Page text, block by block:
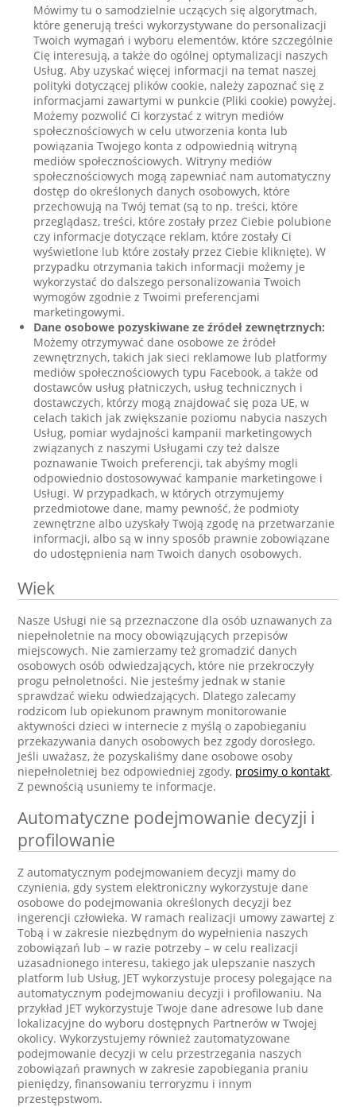
Mówimy tu o samodzielnie uczących się algorytmach,
które generują treści wykorzystywane do personalizacji
Twoich wymagań i wyboru elementów, które szczególnie
Cię interesują, a także do ogólnej optymalizacji naszych
Usług. Aby uzyskać więcej informacji na temat naszej
polityki dotyczącej plików cookie, należy zapoznać się z
informacjami zawartymi w punkcie (Pliki cookie) powyżej.
Możemy pozwolić Ci korzystać z witryn mediów
społecznościowych w celu utworzenia konta lub
powiązania Twojego konta z odpowiednią witryną
mediów społecznościowych. Witryny mediów
społecznościowych mogą zapewniać nam automatyczny
dostęp do określonych danych osobowych, które
przechowują na Twój temat (są to np. treści, które
przeglądasz, treści, które zostały przez Ciebie polubione
czy informacje dotyczące reklam, które zostały Ci
wyświetlone lub które zostały przez Ciebie kliknięte). W
przypadku otrzymania takich informacji możemy je
wykorzystać do dalszego personalizowania Twoich
wymogów zgodnie z Twoimi preferencjami
marketingowymi.
Dane osobowe pozyskiwane ze źródeł zewnętrznych:
Możemy otrzymywać dane osobowe ze źródeł
zewnętrznych, takich jak sieci reklamowe lub platformy
mediów społecznościowych typu Facebook, a także od
dostawców usług płatniczych, usług technicznych i
dostawczych, którzy mogą znajdować się poza UE, w
celach takich jak zwiększanie poziomu nabycia naszych
Usług, pomiar wydajności kampanii marketingowych
związanych z naszymi Usługami czy też dalsze
poznawanie Twoich preferencji, tak abyśmy mogli
odpowiednio dostosowywać kampanie marketingowe i
Usługi. W przypadkach, w których otrzymujemy
przedmiotowe dane, mamy pewność, że podmioty
zewnętrzne albo uzyskały Twoją zgodę na przetwarzanie
informacji, albo są w inny sposób prawnie zobowiązane
do udostępnienia nam Twoich danych osobowych.
Wiek
Nasze Usługi nie są przeznaczone dla osób uznawanych za
niepełnoletnie na mocy obowiązujących przepisów
miejscowych. Nie zamierzamy też gromadzić danych
osobowych osób odwiedzających, które nie przekroczyły
progu pełnoletności. Nie jesteśmy jednak w stanie
sprawdzać wieku odwiedzających. Dlatego zalecamy
rodzicom lub opiekunom prawnym monitorowanie
aktywności dzieci w internecie z myślą o zapobieganiu
przekazywania danych osobowych bez zgody dorosłego.
Jeśli uważasz, że pozyskaliśmy dane osobowe osoby
niepełnoletniej bez odpowiedniej zgody, prosimy o kontakt.
Z pewnością usuniemy te informacje.
Automatyczne podejmowanie decyzji i
profilowanie
Z automatycznym podejmowaniem decyzji mamy do
czynienia, gdy system elektroniczny wykorzystuje dane
osobowe do podejmowania określonych decyzji bez
ingerencji człowieka. W ramach realizacji umowy zawartej z
Tobą i w zakresie niezbędnym do wypełnienia naszych
zobowiązań lub – w razie potrzeby – w celu realizacji
uzasadnionego interesu, takiego jak ulepszanie naszych
platform lub Usług, JET wykorzystuje procesy polegające na
automatycznym podejmowaniu decyzji i profilowaniu. Na
przykład JET wykorzystuje Twoje dane adresowe lub dane
lokalizacyjne do wyboru dostępnych Partnerów w Twojej
okolicy. Wykorzystujemy również zautomatyzowane
podejmowanie decyzji w celu przestrzegania naszych
zobowiązań prawnych w zakresie zapobiegania praniu
pieniędzy, finansowaniu terroryzmu i innym
przestępstwom.